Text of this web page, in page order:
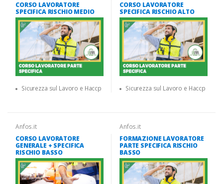
CORSO LAVORATORE
SPECIFICA RISCHIO MEDIO
Sicurezza sul Lavoro e Haccp
CORSO LAVORATORE
SPECIFICA RISCHIO ALTO
Sicurezza sul Lavoro e Haccp
Anfos.it
CORSO LAVORATORE
GENERALE + SPECIFICA
RISCHIO BASSO
Anfos.it
FORMAZIONE LAVORATORE
PARTE SPECIFICA RISCHIO
BASSO